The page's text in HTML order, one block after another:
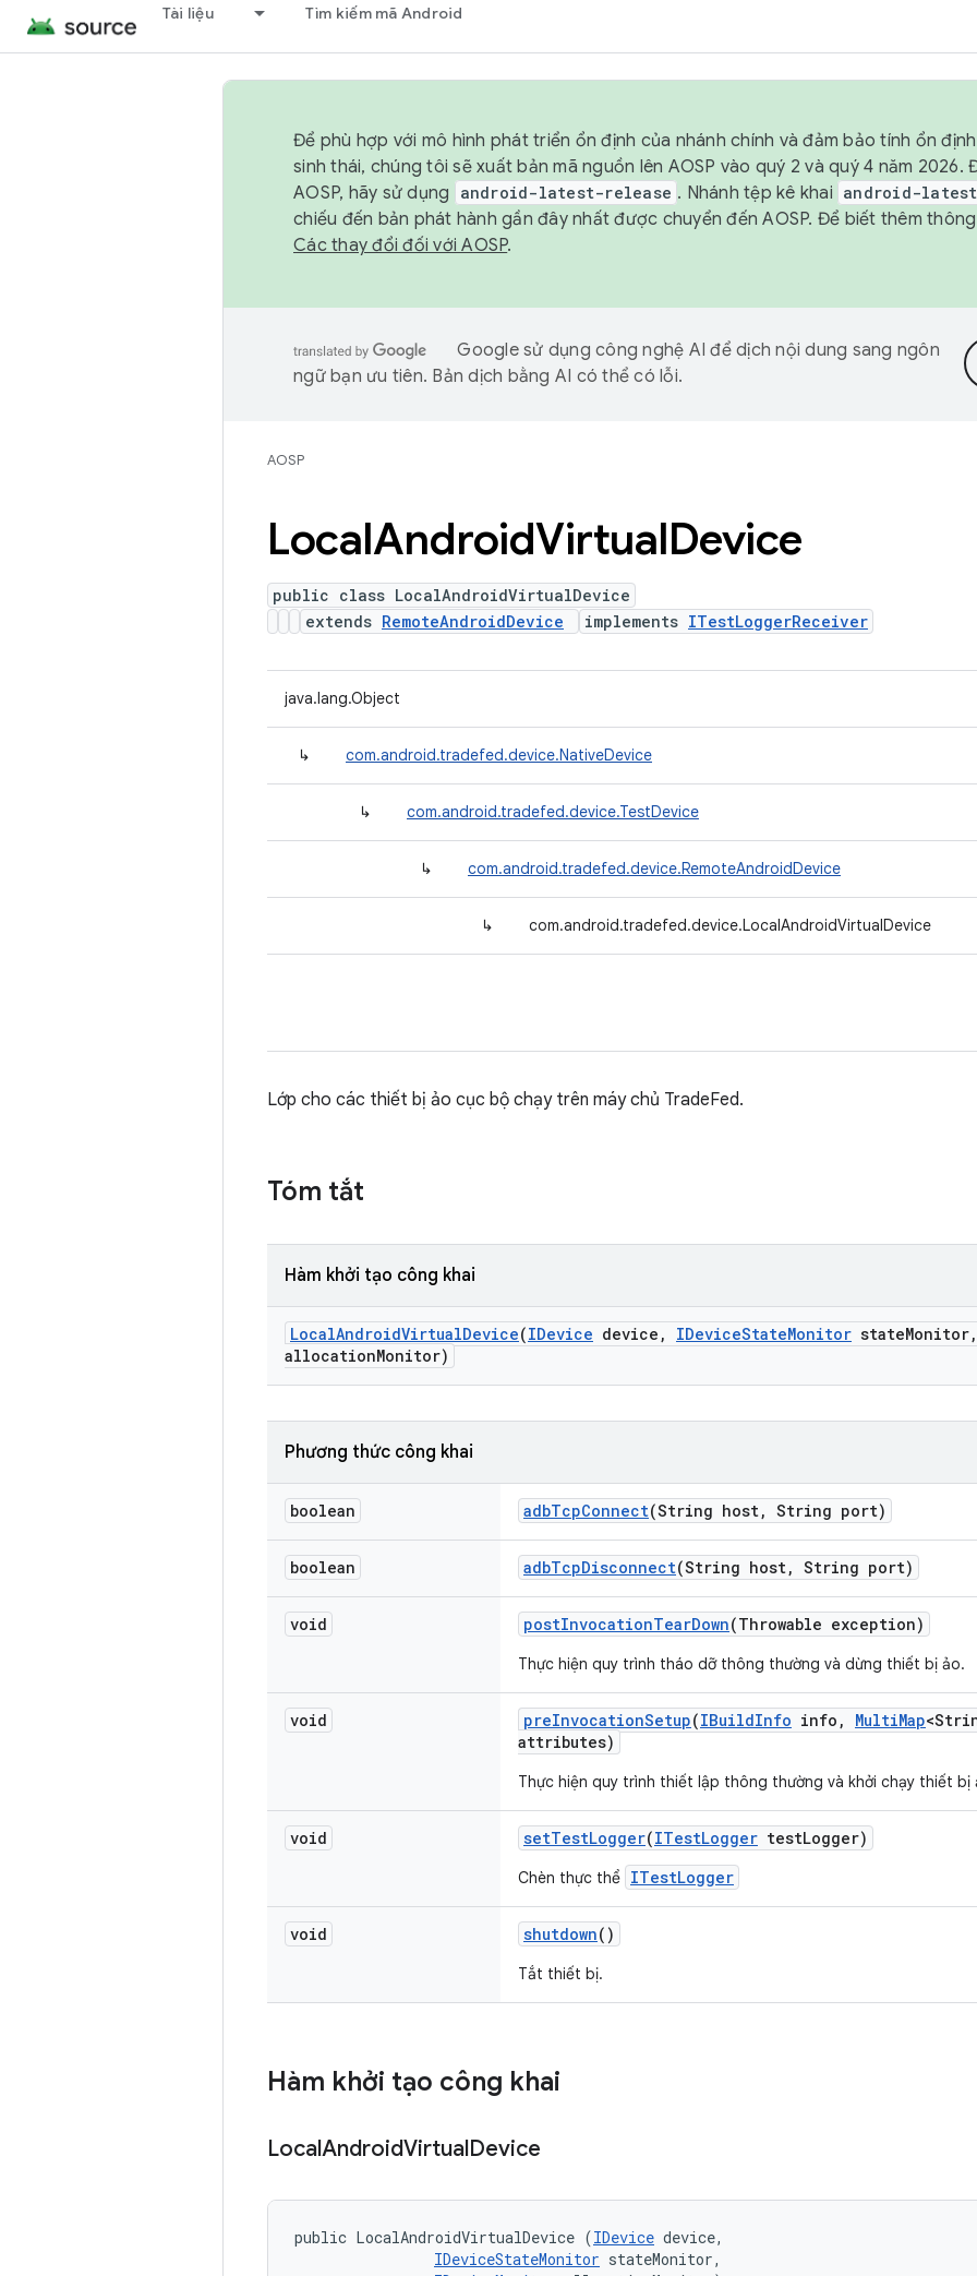
Tài liệu Tìm kiếm mã Android
Để phù hợp với mô hình phát triển ổn định của nhánh chính và đảm bảo tính ổn
sinh thái, chúng tôi sẽ xuất bản mã nguồn lên AOSP vào quý 2 và quý 4 năm
AOSP, hãy sử dụng
android-latest-release . Nhánh tệp kê khai android-
chiếu đến bản phát hành gần đây nhất được chuyển đến AOSP. Để biết thêm
Các thay đổi đối với AOSP.
Google sử dụng công nghệ AI để dịch nội dung sang ngôn
ngữ bạn ưu tiên. Bản dịch bằng AI có thể có lỗi.
AOSP
LocalAndroidVirtualDevice
public class LocalAndroidVirtualDevice
extends RemoteAndroidDevice implements ITestLoggerReceiver
java.lang.Object
↳ com.android.tradefed.device.NativeDevice
↳ com.android.tradefed.device.TestDevice
↳ com.android.tradefed.device.RemoteAndroidDevice
↳ com.android.tradefed.device.LocalAndroidVirtualDevice
Lớp cho các thiết bị ảo cục bộ chạy trên máy chủ TradeFed.
Tóm tắt
Hàm khởi tạo công khai
LocalAndroidVirtualDevice(IDevice device , IDeviceStateMonitor stateMonitor,
allocationMonitor)
Phương thức công khai
boolean adbTcpConnect(String host, String port)
boolean adbTcpDisconnect(String host, String port)
void postInvocationTearDown(Throwable exception)
Thực hiện quy trình tháo dỡ thông thường và dừng thiết bị ảo.
void preInvocationSetup(IBuildInfo info , MultiMap
attributes)
Thực hiện quy trình thiết lập thông thường và khởi chạy thiết bị
void setTestLogger(ITestLogger testLogger)
Chèn thực thể ITestLogger
void shutdown()
Tắt thiết bị.
Hàm khởi tạo công khai
LocalAndroidVirtualDevice
public LocalAndroidVirtualDevice (IDevice device,
IDeviceStateMonitor stateMonitor,